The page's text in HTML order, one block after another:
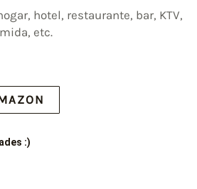
hotel, restaurante, bar, KTV,
etc.
:)